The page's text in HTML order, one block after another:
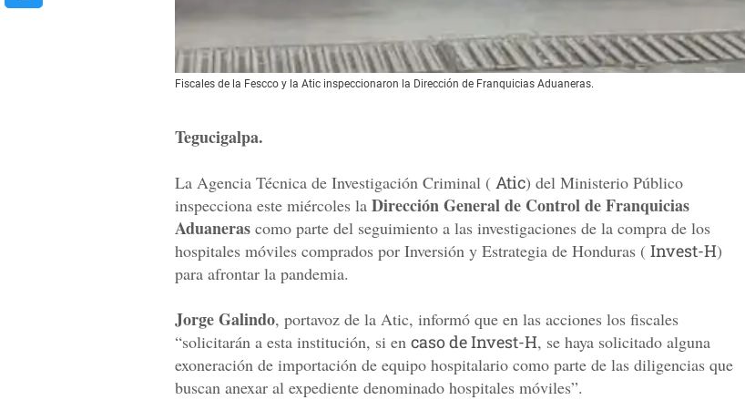
Fiscales de la Fescco y la Atic inspeccionaron la Dirección de Franquicias Aduaneras.
Tegucigalpa.
La Agencia Técnica de Investigación Criminal ( Atic) del Ministerio Público
inspecciona este miércoles la Dirección General de Control de Franquicias
Aduaneras como parte del seguimiento a las investigaciones de la compra de los
hospitales móviles comprados por Inversión y Estrategia de Honduras ( Invest-H)
para afrontar la pandemia.
Jorge Galindo, portavoz de la Atic, informó que en las acciones los fiscales
“solicitarán a esta institución, si en caso de Invest-H, se haya solicitado alguna
exoneración de importación de equipo hospitalario como parte de las diligencias que
buscan anexar al expediente denominado hospitales móviles”.